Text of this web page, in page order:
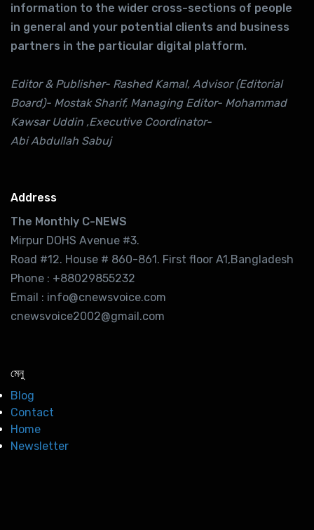
information to the wider cross-sections of people
in general and your potential clients and business
partners in the particular digital platform.
Editor & Publisher- Rashed Kamal, Advisor (Editorial
Board)- Mostak Sharif, Managing Editor- Mohammad
Kawsar Uddin ,Executive Coordinator-
Abi Abdullah Sabuj
Address
The Monthly C-NEWS
Mirpur DOHS Avenue #3.
Road #12. House # 860-861. First floor A1,Bangladesh
Phone : +88029855232
Email : info@cnewsvoice.com
cnewsvoice2002@gmail.com
মেনু
Blog
Contact
Home
Newsletter